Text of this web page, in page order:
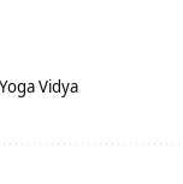
Yoga Vidya